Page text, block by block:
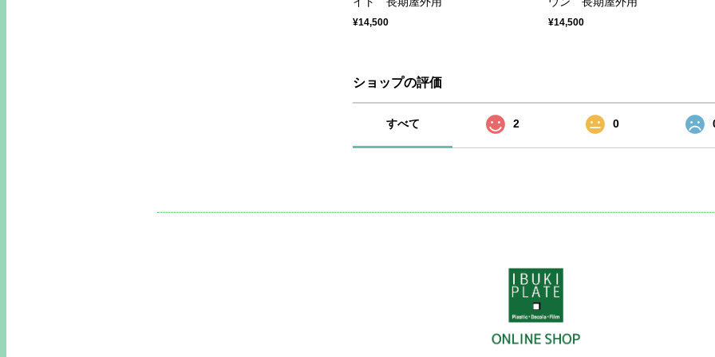
¥14,500 ¥14,500
ショップの評価
すべて 2 0